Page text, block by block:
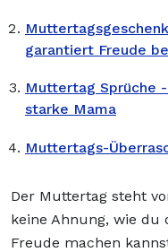
garantiert Freude
Muttertag Sprüche
starke Mama
Muttertags-
Der Muttertag steht
keine Ahnung, wie du
Freude machen